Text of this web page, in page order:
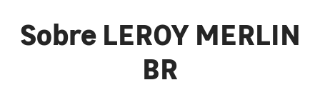
Sobre LEROY MERLIN
BR